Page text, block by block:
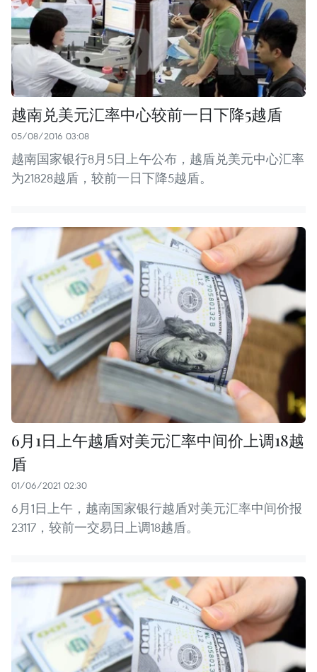
越南兑美元汇率中心较前一日下降5越盾
05/08/2016 03:08
越南国家银行8月5日上午公布，越盾兑美元中心汇率
为21828越盾，较前一日下降5越盾。
6月1日上午越盾对美元汇率中间价上调18越
盾
01/06/2021 02:30
6月1日上午，越南国家银行越盾对美元汇率中间价报
23117，较前一交易日上调18越盾。